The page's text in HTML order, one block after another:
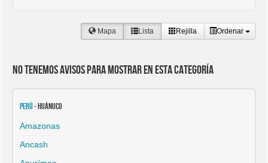
Mapa Lista Rejilla Ordenar
No tenemos avisos para mostrar en esta categoría
Perú- Huánuco
Amazonas
Ancash